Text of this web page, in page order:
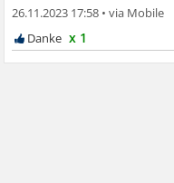
26.11.2023 17:58 •
x 1